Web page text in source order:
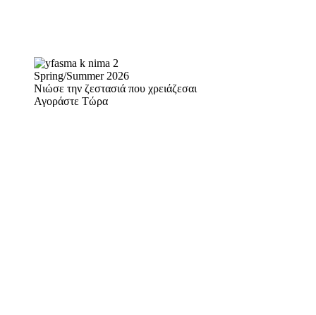
Spring/Summer 2026
Νιώσε την ζεστασιά που χρειάζεσαι
Αγοράστε Τώρα